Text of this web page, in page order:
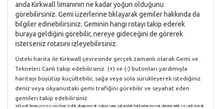
anda Kirkwall limanının ne kadar yoğun olduğunu
görebilirsiniz. Gemi üzerlerine tıklayarak gemiler hakkında da
bilgiler edinebilirsiniz. Geminin hangi rotayı takip ederek
buraya geldiğini görebilir, nereye gideceğini de görerek
isterseniz rotasını izleyebilirsiniz.
Üsteki harita ile Kirkwall çevresinde gerçek zamanlı olarak Gemi ve
Tekneleri Canlı takip edebilirsiniz. (+) ve (-) butonları yardımıyla
haritayı büyütüp küçültebilir, sağa veya sola sürükleyerek istediğiniz
deniz veya okyanustaki gemi trafiğini görebilir ve seyahat eden
gemileri takip edebilirsiniz.
Kirkwall limanı çevresi son deniz trafik akışını merak ediyorsanız yukarıdaki haritadan mevcut durumu anlık ve canlı olarak